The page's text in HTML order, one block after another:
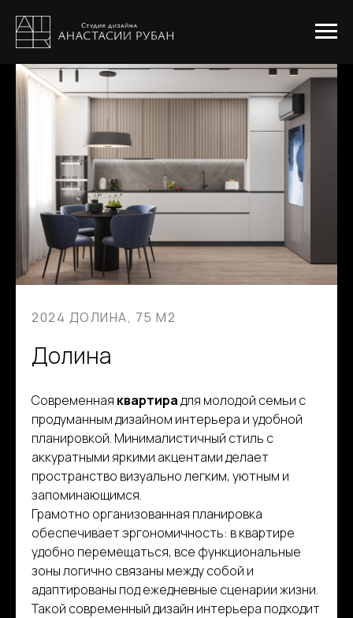
2024 ДОЛИНА, 75 М2
Долина
Современная квартирадля молодой семьи с
продуманным дизайном интерьера и удобной
планировкой. Минималистичный стиль с
аккуратными яркими акцентами делает
пространство визуально легким, уютным и
запоминающимся.
Грамотно организованная планировка
обеспечивает эргономичность: в квартире
удобно перемещаться, все функциональные
зоны логично связаны между собой и
адаптированы под ежедневные сценарии жизни.
Такой современный дизайн интерьера подходит